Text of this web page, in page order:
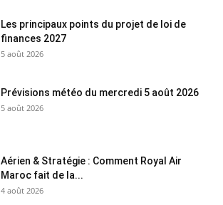
Les principaux points du projet de loi de
finances 2027
5 août 2026
Prévisions météo du mercredi 5 août 2026
5 août 2026
Aérien & Stratégie : Comment Royal Air
Maroc fait de la...
4 août 2026